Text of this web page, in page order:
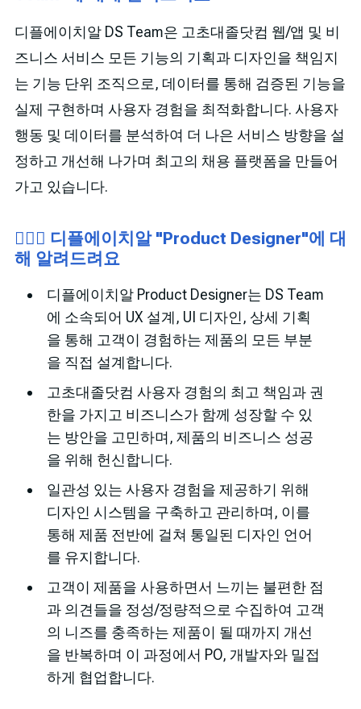
디플에이치알 DS Team은 고초대졸닷컴 웹/앱 및 비
즈니스 서비스 모든 기능의 기획과 디자인을 책임지
는 기능 단위 조직으로, 데이터를 통해 검증된 기능을
실제 구현하며 사용자 경험을 최적화합니다. 사용자
행동 및 데이터를 분석하여 더 나은 서비스 방향을 설
정하고 개선해 나가며 최고의 채용 플랫폼을 만들어
가고 있습니다.
🙋🏻‍♂️ 디플에이치알 "Product Designer"에 대
해 알려드려요
디플에이치알 Product Designer는 DS Team
에 소속되어 UX 설계, UI 디자인, 상세 기획
을 통해 고객이 경험하는 제품의 모든 부분
을 직접 설계합니다.
고초대졸닷컴 사용자 경험의 최고 책임과 권
한을 가지고 비즈니스가 함께 성장할 수 있
는 방안을 고민하며, 제품의 비즈니스 성공
을 위해 헌신합니다.
일관성 있는 사용자 경험을 제공하기 위해
디자인 시스템을 구축하고 관리하며, 이를
통해 제품 전반에 걸쳐 통일된 디자인 언어
를 유지합니다.
고객이 제품을 사용하면서 느끼는 불편한 점
과 의견들을 정성/정량적으로 수집하여 고객
의 니즈를 충족하는 제품이 될 때까지 개선
을 반복하며 이 과정에서 PO, 개발자와 밀접
하게 협업합니다.